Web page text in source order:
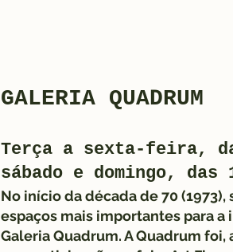
GALERIA QUADRUM
Terça a sexta-feira,
sábado e domingo, das
No início da década de 70
espaços mais importantes para
Galeria Quadrum. A Quadrum